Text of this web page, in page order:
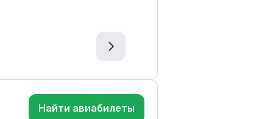
Найти авиабилеты